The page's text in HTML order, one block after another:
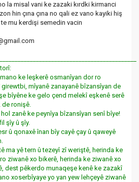
la misal vani ke zazaki kırdki kirmanci
hin çına çına no qali ez vano kayiki hiş
mu kerdişi semedin vacin
ke leşkerê osmanîyan dor ro
mîyanê zanayanê bîzansîyan de
bîyêne ke gelo çend melekî eşkenê serê
de ronişê.
zanê ke peynîya bîzansîyan senî bîye!
şîy û şîy.
û qonaxê înan bîy cayê çay û qaweyê
ma yê tern û tezeyî zî weriştê, herinda ke
ziwanê xo bikerê, herinda ke ziwanê xo
dest pêkerdo munaqeşe kenê ke zazakî
xoserbîyaye yo yan yew lehçeyê ziwanê